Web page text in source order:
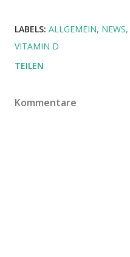
LABELS: ALLGEMEIN NEWS
VITAMIN D
TEILEN
Kommentare